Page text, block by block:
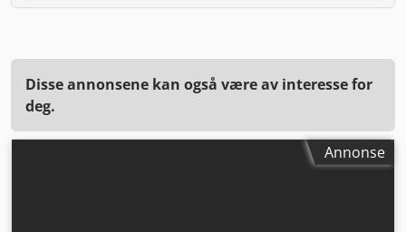
Disse annonsene kan også være av interesse for
deg.
Annonse